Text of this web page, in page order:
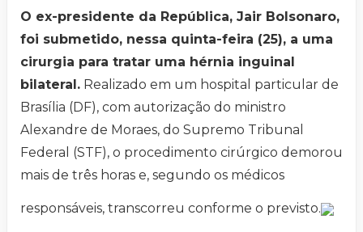
O ex-presidente da República, Jair Bolsonaro,
foi submetido, nessa quinta-feira (25), a uma
cirurgia para tratar uma hérnia inguinal
bilateral. Realizado em um hospital particular de
Brasília (DF), com autorização do ministro
Alexandre de Moraes, do Supremo Tribunal
Federal (STF), o procedimento cirúrgico demorou
mais de três horas e, segundo os médicos
responsáveis, transcorreu conforme o previsto.